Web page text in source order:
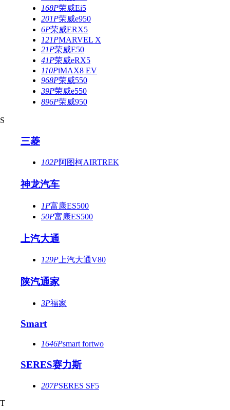
168P荣威Ei5
201P荣威e950
6P荣威ERX5
121PMARVEL X
21P荣威E50
41P荣威eRX5
110PiMAX8 EV
968P荣威550
39P荣威e550
896P荣威950
S
三菱
102P阿图柯AIRTREK
神龙汽车
1P富康ES500
50P富康ES500
上汽大通
129P 上汽大通V80
陕汽通家
3P福家
Smart
1646Psmart fortwo
SERES赛力斯
207PSERES SF5
T